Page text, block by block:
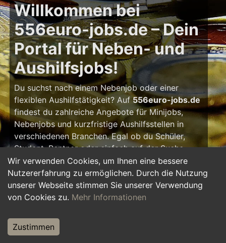
Wir verwenden Cookies, um Ihnen eine bessere
Nutzererfahrung zu ermöglichen. Durch die Nutzung
unserer Webseite stimmen Sie unserer Verwendung
von Cookies zu. Mehr Informationen
Zustimmen
Willkommen bei
556euro-jobs.de – Dein
Portal für Neben- und
Aushilfsjobs!
Du suchst nach einem Nebenjob oder einer
flexiblen Aushilfstätigkeit? Auf556euro-jobs.de
findest du zahlreiche Angebote für Minijobs,
Nebenjobs und kurzfristige Aushilfsstellen in
verschiedenen Branchen. Egal ob du Schüler,
Student, Rentner oder einfach auf der Suche
nach einem kleinen Zusatzverdienst bist – hier
findest du die passende Tätigkeit, die zu deinem
Zeitplan passt.
Ein Nebenjob oder Aushilfsjob bietet viele